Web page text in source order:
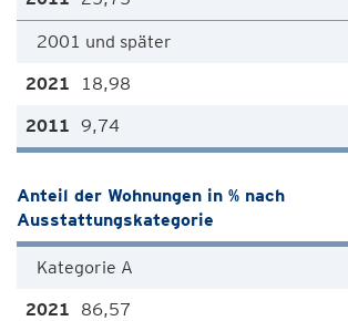
2001 und später
18,98
9,74
Anteil der Wohnungen in % nach
Ausstattungskategorie
Kategorie A
86,57